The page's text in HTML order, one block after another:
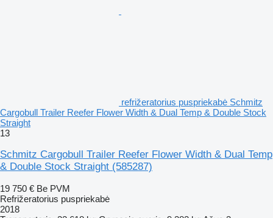
refrižeratorius puspriekabė Schmitz
Cargobull Trailer Reefer Flower Width & Dual Temp & Double Stock
Straight
13
Schmitz Cargobull Trailer Reefer Flower Width & Dual Temp
& Double Stock Straight (585287)
19 750 € Be PVM
Refrižeratorius puspriekabė
2018